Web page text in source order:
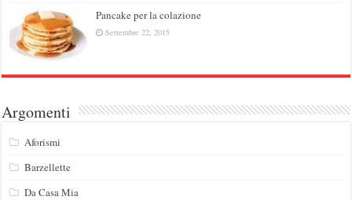
Pancake per la colazione
Settembre 22, 2015
Argomenti
Aforismi
Barzellette
Da Casa Mia